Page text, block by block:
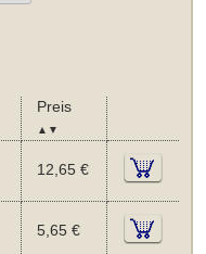
Preis
▲▼
12,65 €
5,65 €